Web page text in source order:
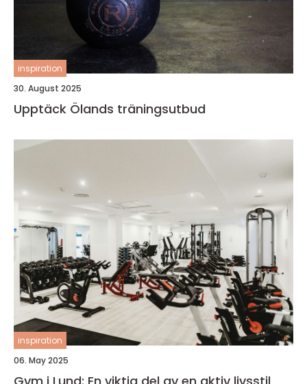
inspiration
30. August 2025
Upptäck Ölands träningsutbud
inspiration
06. May 2025